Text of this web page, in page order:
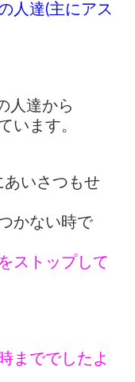
人達(主にアス
人達から
います。
いさつもせ
かない時で
ストップして
まででしたよ